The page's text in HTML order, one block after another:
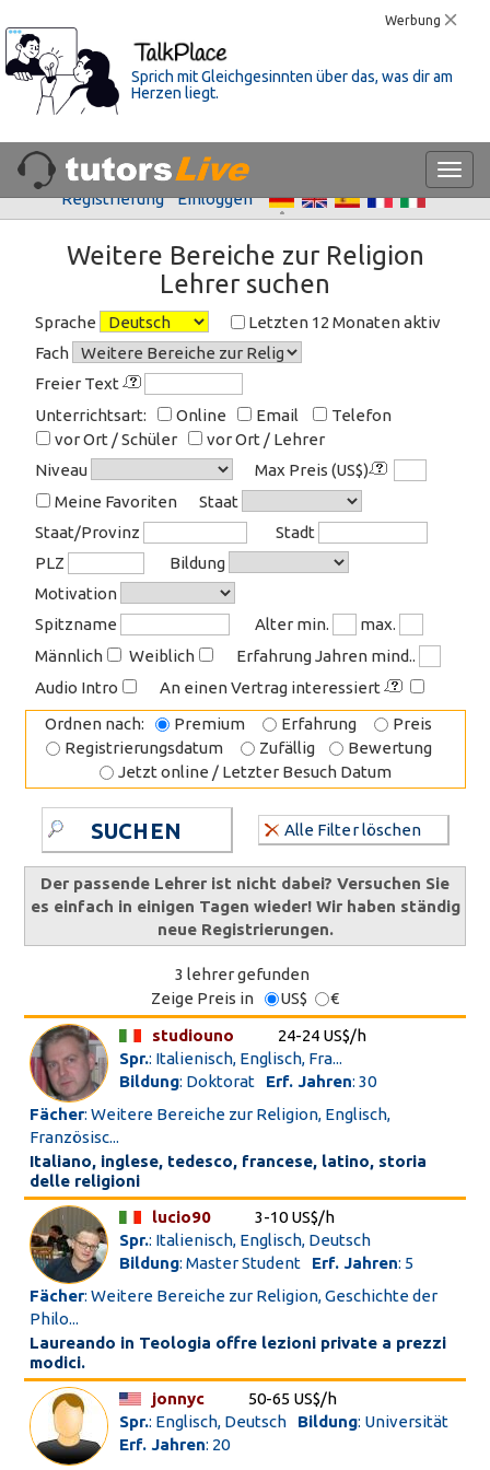
Werbung
Sprich mit Gleichgesinnten über das, was dir am
Herzen liegt.
Registrierung Einloggen
Weitere Bereiche zur Religion
Lehrer suchen
Sprache
Letzten 12 Monaten aktiv
Fach
Freier Text
Unterrichtsart:
Online Email
Telefon
vor Ort / Schüler
vor Ort / Lehrer
Niveau
Max Preis (US$)
Meine Favoriten
Staat
Staat/Provinz
Stadt
PLZ
Bildung
Motivation
Spitzname
Alter min.
max.
Männlich
Weiblich
Erfahrung Jahren mind..
Audio Intro
An einen Vertrag interessiert
Ordnen nach:
Premium Erfahrung
Preis
Registrierungsdatum
Zufällig
Bewertung
Jetzt online / Letzter Besuch Datum
SUCHEN Alle Filter löschen
Der passende Lehrer ist nicht dabei? Versuchen Sie
es einfach in einigen Tagen wieder! Wir haben ständig
neue Registrierungen.
3 lehrer gefunden
Zeige Preis in
US$
€
studiouno
24-24 US$/h
Spr.: Italienisch, Englisch, Fra...
Bildung: Doktorat Erf. Jahren: 30
Fächer: Weitere Bereiche zur Religion, Englisch,
Französisc...
Italiano, inglese, tedesco, francese, latino, storia
delle religioni
lucio90
3-10 US$/h
Spr.: Italienisch, Englisch, Deutsch
Bildung: Master Student Erf. Jahren: 5
Fächer: Weitere Bereiche zur Religion, Geschichte der
Philo...
Laureando in Teologia offre lezioni private a prezzi
modici.
jonnyc
50-65 US$/h
Spr.: Englisch, Deutsch Bildung: Universität
Erf. Jahren: 20